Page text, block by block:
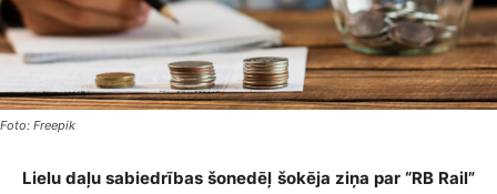
Foto: Freepik
Lielu daļu sabiedrības šonedēļ šokēja ziņa par “RB Rail”